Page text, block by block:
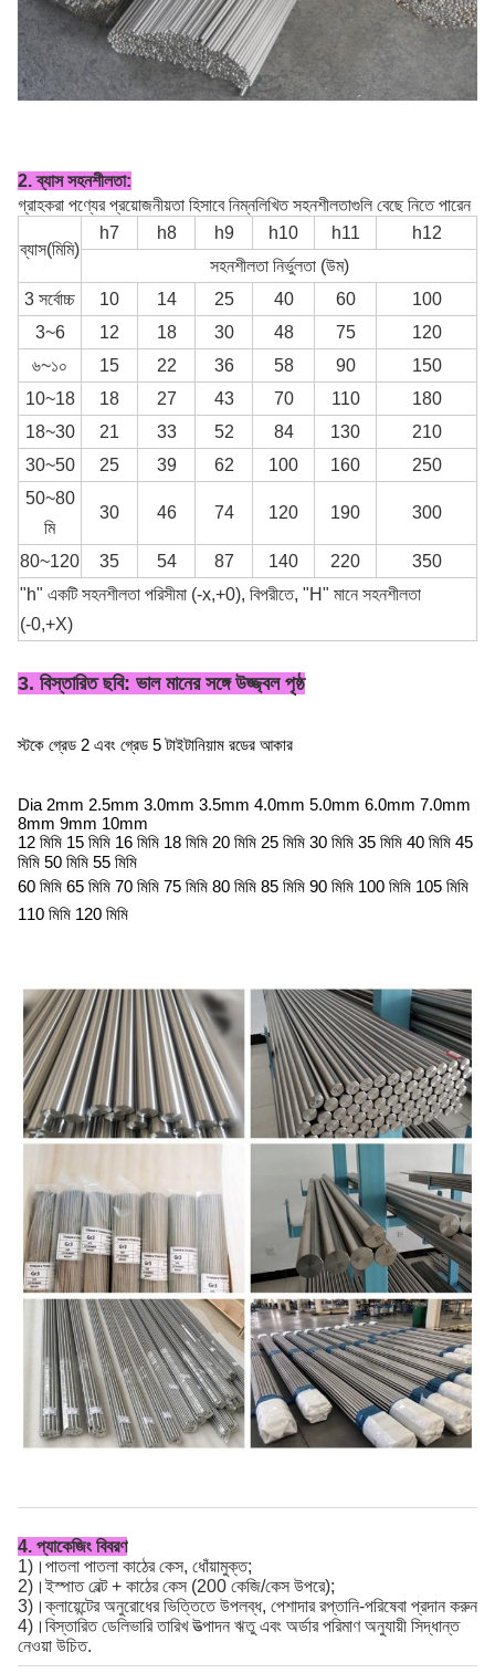
2. ব্যাস সহনশীলতা:
গ্রাহকরা পণ্যের প্রয়োজনীয়তা হিসাবে নিম্নলিখিত সহনশীলতাগুলি বেছে নিতে পারেন
ব্যাস(মিমি)
h7 h8 h9 h10 h11
h12
সহনশীলতা নির্ভুলতা (উম)
3 সর্বোচ্চ
10 14 25 40 60
100
3~6
12 18 30 48 75
120
৬~১০
15 22 36 58 90
150
10~18
18 27 43 70 110
180
18~30
21 33 52 84 130
210
30~50
25 39 62 100 160
250
50~80
মি
30 46 74 120 190 300
80~120 35 54 87 140 220
350
"h" একটি সহনশীলতা পরিসীমা (-x,+0), বিপরীতে, "H" মানে সহনশীলতা
(-0,+X)
3. বিস্তারিত ছবি: ভাল মানের সঙ্গে উজ্জ্বল পৃষ্ঠ
স্টকে গ্রেড 2 এবং গ্রেড 5 টাইটানিয়াম রডের আকার
Dia 2mm 2.5mm 3.0mm 3.5mm 4.0mm 5.0mm 6.0mm 7.0mm
8mm 9mm 10mm
12 মিমি 15 মিমি 16 মিমি 18 মিমি 20 মিমি 25 মিমি 30 মিমি 35 মিমি 40 মিমি 45
মিমি 50 মিমি 55 মিমি
60 মিমি 65 মিমি 70 মিমি 75 মিমি 80 মিমি 85 মিমি 90 মিমি 100 মিমি 105 মিমি
110 মিমি 120 মিমি
4. প্যাকেজিং বিবরণ
1)।পাতলা পাতলা কাঠের কেস, ধোঁয়ামুক্ত;
2)।ইস্পাত বেল্ট + কাঠের কেস (200 কেজি/কেস উপরে);
3)।ক্লায়েন্টের অনুরোধের ভিত্তিতে উপলব্ধ, পেশাদার রপ্তানি-পরিষেবা প্রদান করুন
4)।বিস্তারিত ডেলিভারি তারিখ উত্পাদন ঋতু এবং অর্ডার পরিমাণ অনুযায়ী সিদ্ধান্ত
নেওয়া উচিত.